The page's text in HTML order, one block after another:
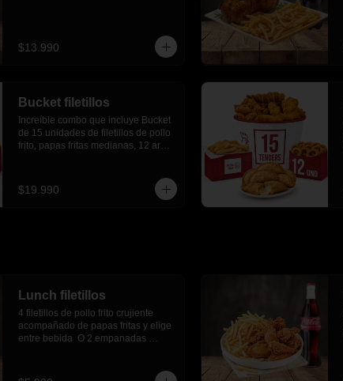
$13.990
Bucket filetillos
Increíble combo que incluye Bucket
de 15 unidades de filetillos de pollo
frito, papas fritas medianas, 12 aros
$19.990
Lunch filetillos
4 filetillos de pollo frito crujiente
acompañado de papas fritas y elige
entre bebida  O 2 empanadas